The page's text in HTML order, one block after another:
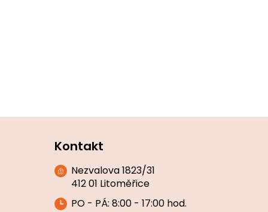
Kontakt
Nezvalova 1823/31
412 01 Litoměřice
PO - PÁ: 8:00 - 17:00 hod.